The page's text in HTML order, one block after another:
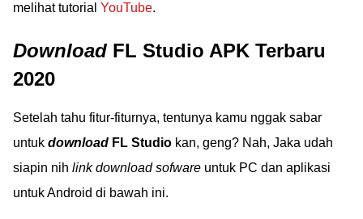
melihat tutorial YouTube.
Download FL Studio APK Terbaru
2020
Setelah tahu fitur-fiturnya, tentunya kamu nggak sabar
untuk download FL Studio kan, geng? Nah, Jaka udah
siapin nih link download sofware untuk PC dan aplikasi
untuk Android di bawah ini.